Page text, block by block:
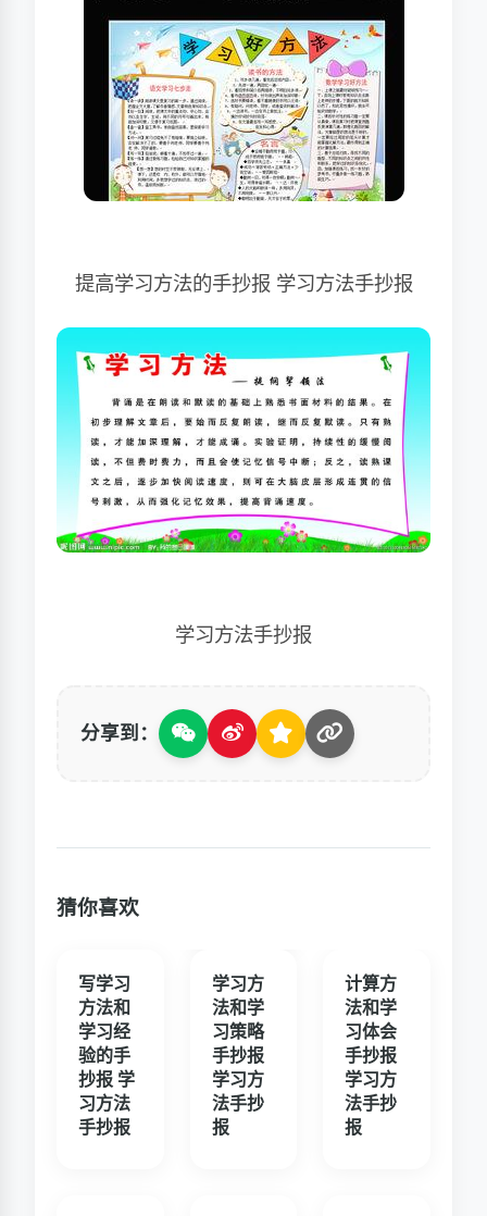
提高学习方法的手抄报 学习方法手抄报
学习方法手抄报
分享到：
猜你喜欢
写学习
方法和
学习经
验的手
抄报 学
习方法
手抄报
学习方
法和学
习策略
手抄报
学习方
法手抄
报
计算方
法和学
习体会
手抄报
学习方
法手抄
报